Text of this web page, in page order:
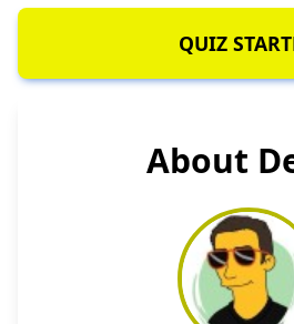
QUIZ
About